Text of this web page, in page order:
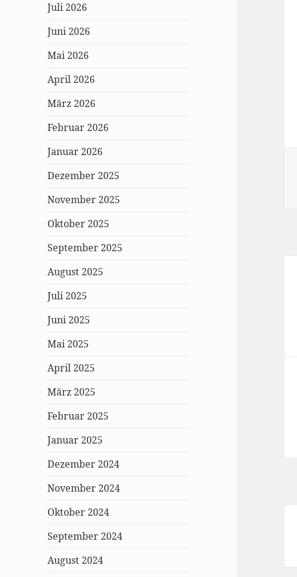
Juli 2026
Juni 2026
Mai 2026
April 2026
März 2026
Februar 2026
Januar 2026
Dezember 2025
November 2025
Oktober 2025
September 2025
August 2025
Juli 2025
Juni 2025
Mai 2025
April 2025
März 2025
Februar 2025
Januar 2025
Dezember 2024
November 2024
Oktober 2024
September 2024
August 2024